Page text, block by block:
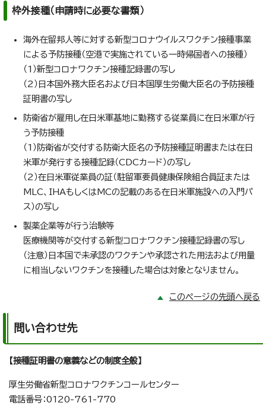
枠外接種（申請時に必要な書類）
海外在留邦人等に対する新型コロナウイルスワクチン接種事業
による予防接種（空港で実施されている一時帰国者への接種）
（1）新型コロナワクチン接種記録書の写し
（2）日本国外務大臣名および日本国厚生労働大臣名の予防接種
証明書の写し
防衛省が雇用し在日米軍基地に勤務する従業員に在日米軍が行
う予防接種
（1）防衛省が交付する防衛大臣名の予防接種証明書または在日
米軍が発行する接種記録（CDCカード）の写し
（2）在日米軍従業員の証（駐留軍要員健康保険組合員証または
MLC、IHAもしくはMCの記載のある在日米軍施設への入門パ
ス）の写し
製薬企業等が行う治験等
医療機関等が交付する新型コロナワクチン接種記録書の写し
（注意）日本国で未承認のワクチンや承認された用法および用量
に相当しないワクチンを接種した場合は対象となりません。
このページの先頭へ戻る
問い合わせ先
【接種証明書の意義などの制度全般】
厚生労働省新型コロナワクチンコールセンター
電話番号：0120-761-770